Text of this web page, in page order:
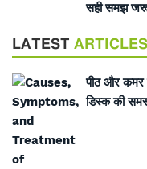
सही समझ
LATEST ARTICLES
पीठ और कमर
डिस्क की